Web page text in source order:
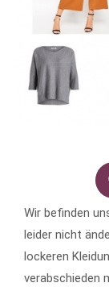
Wir befinden
leider nicht
lockeren
verabschieden